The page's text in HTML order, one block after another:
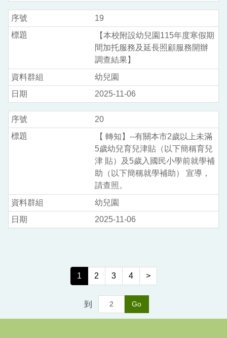
19
【本校附設幼兒園115年度寒假期
間加托服務及延長照顧服務開辦
調查結果】
幼兒園
2025-11-06
20
【 轉知】--有關本市2歲以上未滿
5歲幼兒育兒津貼（以下簡稱育兒
津 貼）及5歲入國民小學前就學補
助（以下簡稱就學補助） 宣導，
請查照。
幼兒園
2025-11-06
1 2 3 4 >
到 Go